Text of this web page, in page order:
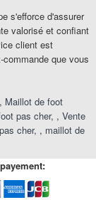
s'efforce d'assurer
valorisé et confiant
client est
que vous
, Maillot de foot
pas cher , Vente
cher , maillot de